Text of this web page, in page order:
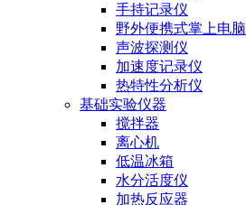
手持记录仪
野外便携式掌上电脑
声波探测仪
加速度记录仪
热特性分析仪
基础实验仪器
搅拌器
离心机
低温冰箱
水分活度仪
加热反应器